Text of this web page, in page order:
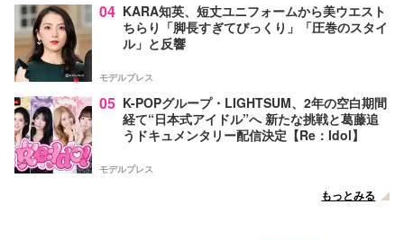
04 KARA知英、短丈ユニフォームから美ウエスト
ちらり「脚長すぎてびっくり」「圧巻のスタイ
ル」と反響
モデルプレス
05 K-POPグループ・LIGHTSUM、2年の空白期間
経て“日本式アイドル”へ 新たな挑戦と葛藤追
うドキュメンタリー配信決定【Re：Idol】
モデルプレス
もっとみる